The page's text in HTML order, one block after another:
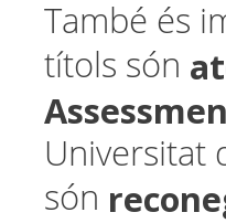
També és
títols són
Universitat
són